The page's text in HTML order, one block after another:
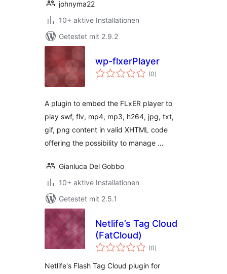
johnyma22
10+ aktive Installationen
Getestet mit 2.9.2
wp-flxerPlayer
(0Bewertungen
gesamt
)
A plugin to embed the FLxER player to
play swf, flv, mp4, mp3, h264, jpg, txt,
gif, png content in valid XHTML code
offering the possibility to manage …
Gianluca Del Gobbo
10+ aktive Installationen
Getestet mit 2.5.1
Netlife’s Tag Cloud
(FatCloud)
(0Bewertungen
gesamt
)
Netlife's Flash Tag Cloud plugin for